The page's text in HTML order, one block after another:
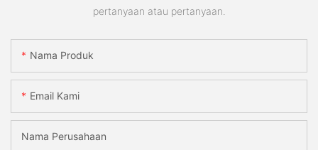
pertanyaan atau pertanyaan.
Nama Produk
Email Kami
Nama Perusahaan